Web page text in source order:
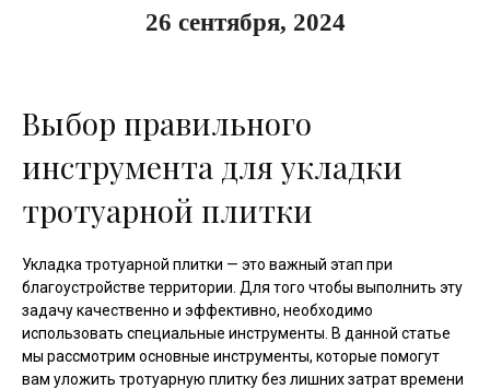
26 сентября, 2024
Выбор правильного
инструмента для укладки
тротуарной плитки
Укладка тротуарной плитки — это важный этап при
благоустройстве территории. Для того чтобы выполнить эту
задачу качественно и эффективно, необходимо
использовать специальные инструменты. В данной статье
мы рассмотрим основные инструменты, которые помогут
вам уложить тротуарную плитку без лишних затрат времени